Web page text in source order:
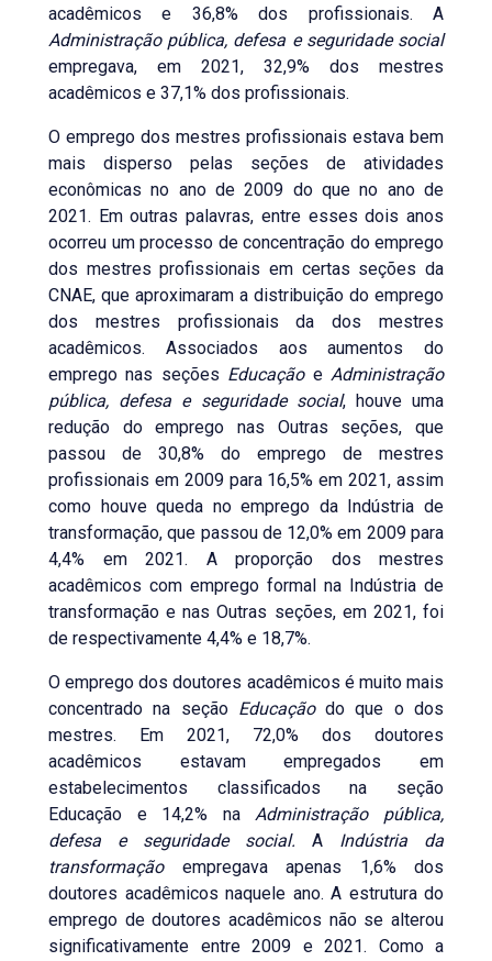
acadêmicos e 36,8% dos profissionais. A
Administração pública, defesa e seguridade social
empregava, em 2021, 32,9% dos mestres
acadêmicos e 37,1% dos profissionais.
O emprego dos mestres profissionais estava bem
mais disperso pelas seções de atividades
econômicas no ano de 2009 do que no ano de
2021. Em outras palavras, entre esses dois anos
ocorreu um processo de concentração do emprego
dos mestres profissionais em certas seções da
CNAE, que aproximaram a distribuição do emprego
dos mestres profissionais da dos mestres
acadêmicos. Associados aos aumentos do
emprego nas seções EducaçãoeAdministração
pública, defesa e seguridade social, houve uma
redução do emprego nas Outras seções, que
passou de 30,8% do emprego de mestres
profissionais em 2009 para 16,5% em 2021, assim
como houve queda no emprego da Indústria de
transformação, que passou de 12,0% em 2009 para
4,4% em 2021. A proporção dos mestres
acadêmicos com emprego formal na Indústria de
transformação e nas Outras seções, em 2021, foi
de respectivamente 4,4% e 18,7%.
O emprego dos doutores acadêmicos é muito mais
concentrado na seção Educaçãodo que o dos
mestres. Em 2021, 72,0% dos doutores
acadêmicos estavam empregados em
estabelecimentos classificados na seção
Educação e 14,2% naAdministração pública,
defesa e seguridade social. A Indústria da
transformaçãoempregava apenas 1,6% dos
doutores acadêmicos naquele ano. A estrutura do
emprego de doutores acadêmicos não se alterou
significativamente entre 2009 e 2021. Como a